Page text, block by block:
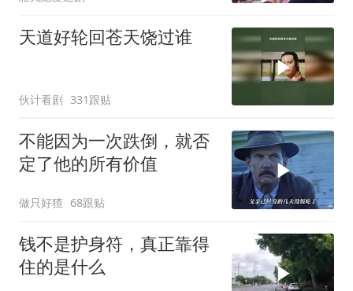
天道好轮回苍天饶过谁
伙计看剧 331跟贴
不能因为一次跌倒，就否
定了他的所有价值
做只好猹 68跟贴
钱不是护身符，真正靠得
住的是什么